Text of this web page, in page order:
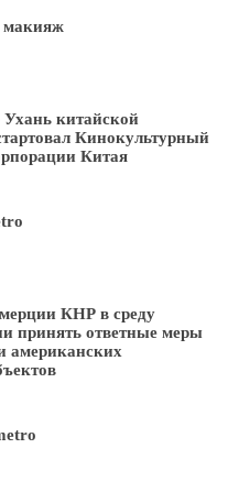
Ухань китайской
Кинокультурный
Китая
КНР в среду
принять ответные меры
американских